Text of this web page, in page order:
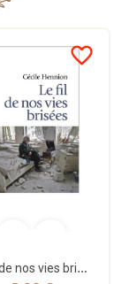
favorite_border
Le fil de nos vies brisées - poche - Cécile Hennion - Points